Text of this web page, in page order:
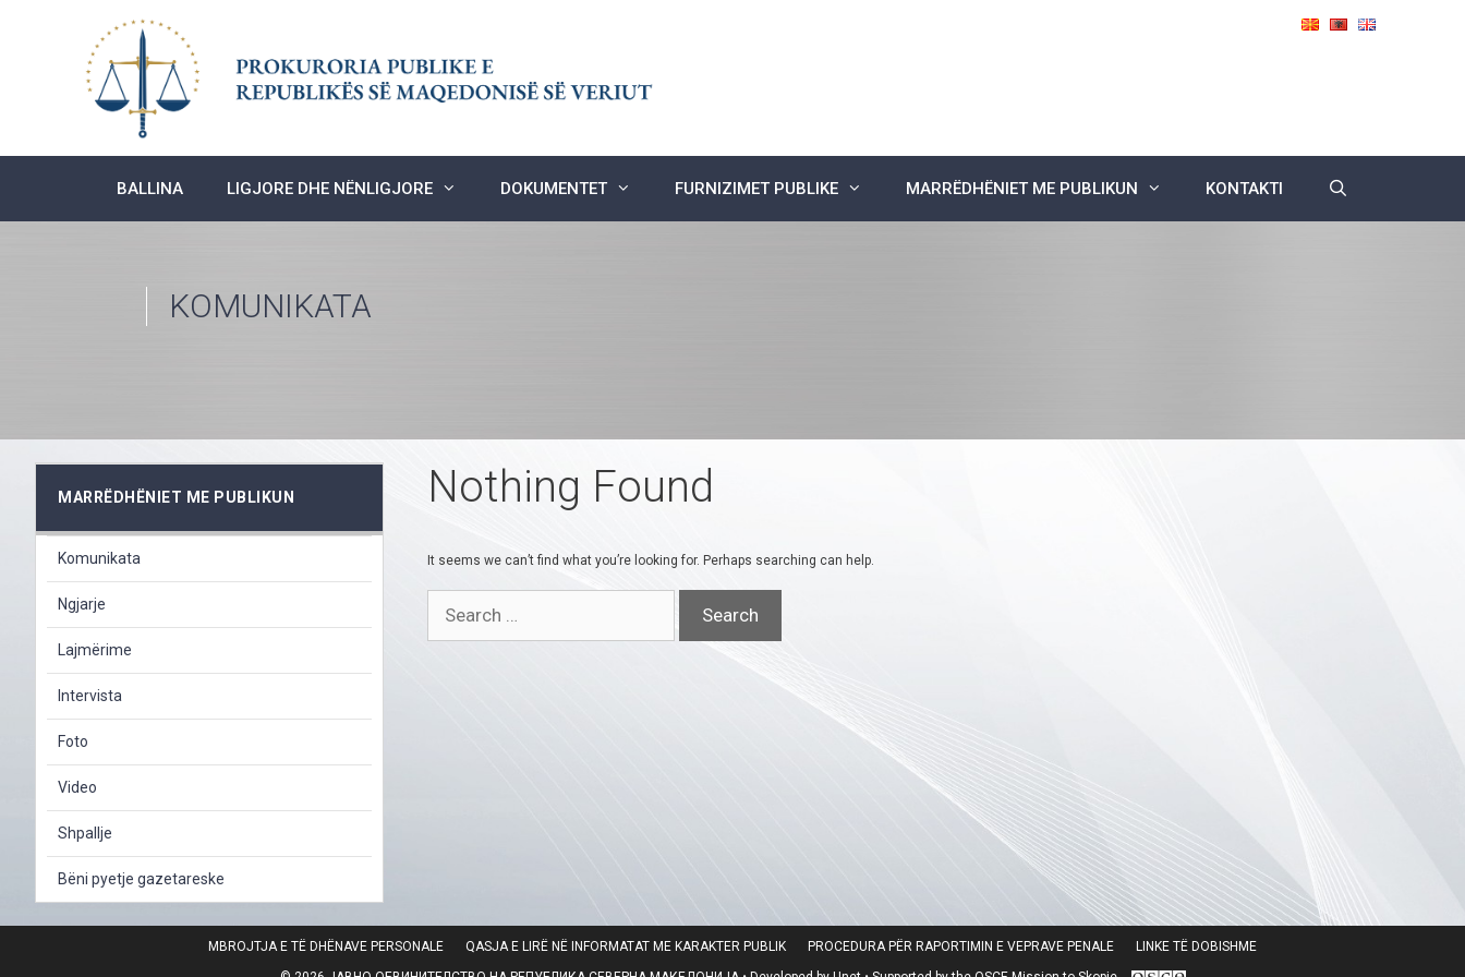
BALLINA LIGJORE DHE NËNLIGJORE DOKUMENTET FURNIZIMET PUBLIKE MARRËDHËNIET ME PUBLIKUN KONTAKTI
KOMUNIKATA
Nothing Found
It seems we can’t find what you’re looking for. Perhaps searching can help.
for:
MARRËDHËNIET ME PUBLIKUN
Komunikata
Ngjarje
Lajmërime
Intervista
Foto
Video
Shpallje
Bëni pyetje gazetareske
MBROJTJA E TË DHËNAVE PERSONALE QASJA E LIRË NË INFORMATAT ME KARAKTER PUBLIK PROCEDURA PËR RAPORTIMIN E VEPRAVE PENALE
LINKE TË DOBISHME